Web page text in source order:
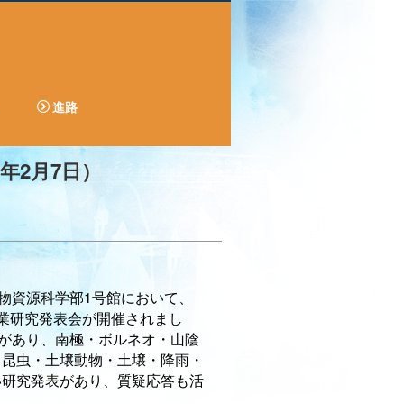
進路
2月7日）
源科学部1号館において、
研究発表会が開催されまし
あり、南極・ボルネオ・山陰
虫・土壌動物・土壌・降雨・
究発表があり、質疑応答も活